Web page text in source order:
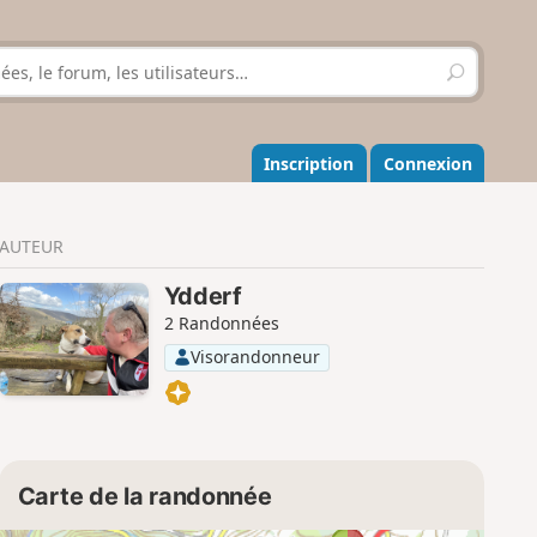
R
e
h
e
r
r
Inscription Connexion
AUTEUR
Ydderf
2 Randonnées
Visorandonneur
Carte de la randonnée